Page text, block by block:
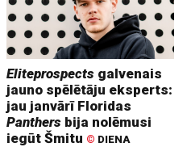
Eliteprospects galvenais
jauno spēlētāju eksperts:
jau janvārī Floridas
Panthers bija nolēmusi
iegūt Šmitu © DIENA